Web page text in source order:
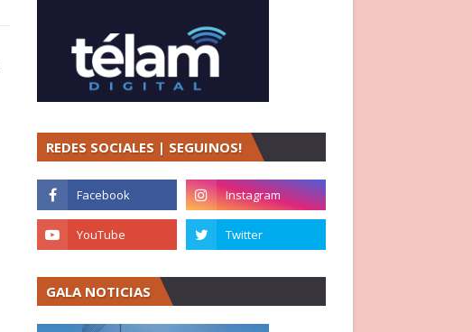
REDES SOCIALES | SEGUINOS!
GALA NOTICIAS